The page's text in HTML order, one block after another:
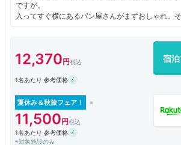
ですが。
入ってすぐ横にあるパン屋さんがまずおしゃれ。
って右側にレストランがありますが、そちらのお
庁前と新宿駅は一駅の距離なので、そこそこあり
もすごく多いです。目の前が公園なので、ちょっ
す。
12,370 宿
1名あたり 参考価格
夏休み＆秋旅フェア！
11,500
1名あたり 参考価格
※対象施設のみ